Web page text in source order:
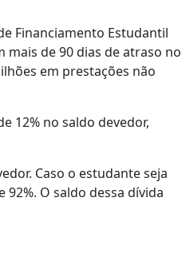
Financiamento Estudantil
mais de 90 dias de atraso no
em prestações não
12% no saldo devedor,
Caso o estudante seja
O saldo dessa dívida